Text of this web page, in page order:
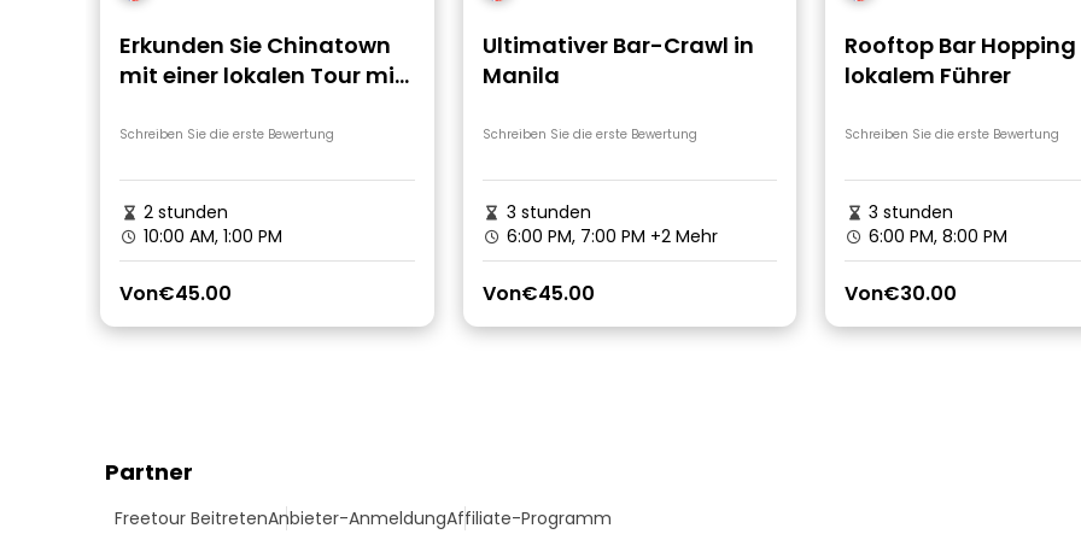
Erkunden Sie Chinatown
mit einer lokalen Tour mit
Schreiben Sie die erste Bewertung
2 stunden
10:00 AM, 1:00 PM
Von€45.00
Ultimativer Bar-Crawl in
Manila
Schreiben Sie die erste Bewertung
3 stunden
6:00 PM, 7:00 PM +2 Mehr
Von€45.00
Rooftop Bar
lokalem Führer
Schreiben Sie die erste Bewertung
3 stunden
6:00 PM, 8:00 PM
Von€30.00
Partner
Freetour BeitretenAnbieter-AnmeldungAffiliate-Programm